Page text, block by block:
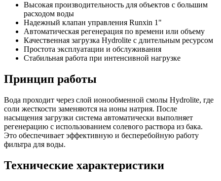
Высокая производительность для объектов с большим
расходом воды
Надежный клапан управления Runxin 1"
Автоматическая регенерация по времени или объему
Качественная загрузка Hydrolite с длительным ресурсом
Простота эксплуатации и обслуживания
Стабильная работа при интенсивной нагрузке
Принцип работы
Вода проходит через слой ионообменной смолы Hydrolite, где
соли жесткости заменяются на ионы натрия. После
насыщения загрузки система автоматически выполняет
регенерацию с использованием солевого раствора из бака.
Это обеспечивает эффективную и бесперебойную работу
фильтра для воды.
Технические характеристики